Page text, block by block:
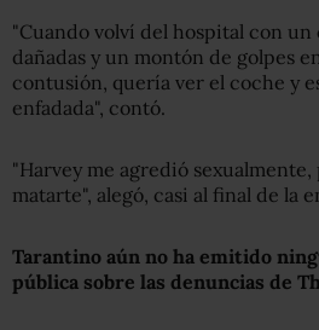
"Cuando volví del hospital con un
dañadas y un montón de golpes
contusión, quería ver el coche y
enfadada", contó.
"Harvey me agredió
matarte", alegó, casi al final de la
Tarantino aún no ha emitido
pública sobre las denuncias de